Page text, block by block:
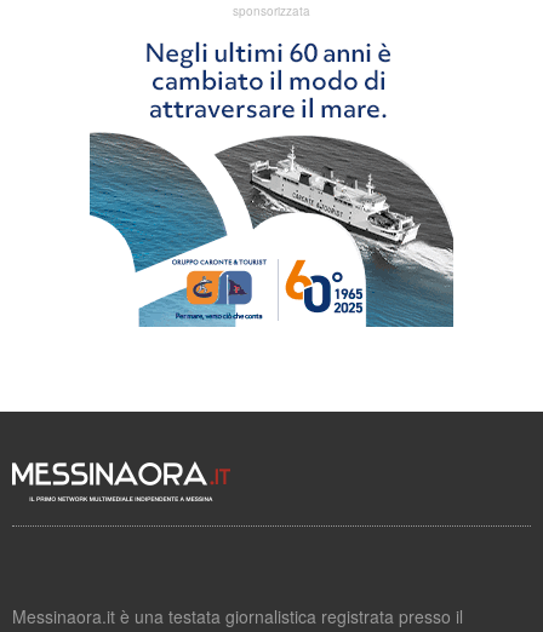
sponsorizzata
Messinaora.it è una testata giornalistica registrata presso il